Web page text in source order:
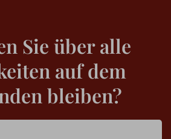
Sie über alle
auf dem
bleiben?